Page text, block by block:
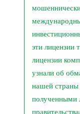
эти лицензии
лицензии
узнали об
нашей страны
полученными